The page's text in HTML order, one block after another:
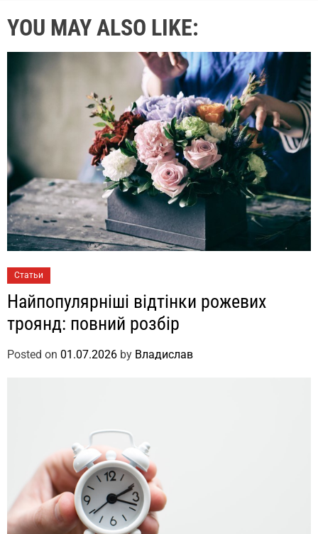
YOU MAY ALSO LIKE:
Статьи
Найпопулярніші відтінки рожевих
троянд: повний розбір
Posted on 01.07.2026 by Владислав